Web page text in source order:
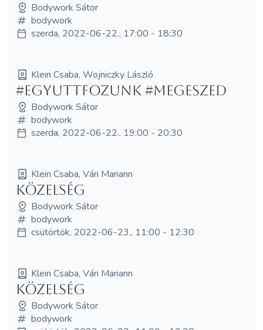
Bodywork Sátor
bodywork
szerda, 2022-06-22., 17:00 - 18:30
Klein Csaba, Wojniczky László
#egyuttfozunk #megeszed
Bodywork Sátor
bodywork
szerda, 2022-06-22., 19:00 - 20:30
Klein Csaba, Vári Mariann
Közelség
Bodywork Sátor
bodywork
csütörtök, 2022-06-23., 11:00 - 12:30
Klein Csaba, Vári Mariann
Közelség
Bodywork Sátor
bodywork